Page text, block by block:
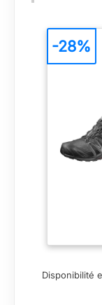
-28%
Disponibilité